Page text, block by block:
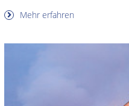
Mehr erfahren